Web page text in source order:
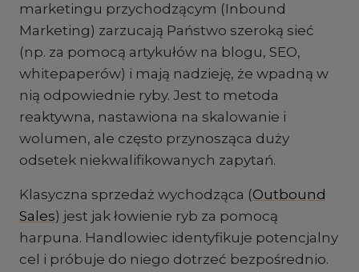
marketingu przychodzącym (Inbound
Marketing) zarzucają Państwo szeroką sieć
(np. za pomocą artykułów na blogu, SEO,
whitepaperów) i mają nadzieję, że wpadną w
nią odpowiednie ryby. Jest to metoda
reaktywna, nastawiona na skalowanie i
wolumen, ale często przynosząca duży
odsetek niekwalifikowanych zapytań.
Klasyczna sprzedaż wychodząca (Outbound
Sales) jest jak łowienie ryb za pomocą
harpuna. Handlowiec identyfikuje potencjalny
cel i próbuje do niego dotrzeć bezpośrednio.